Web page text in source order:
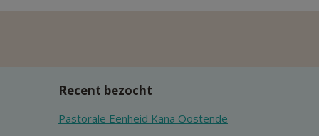
Recent bezocht
Pastorale Eenheid Kana Oostende